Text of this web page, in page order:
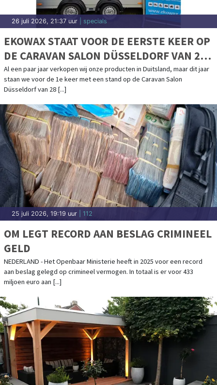
26 juli 2026, 21:37 uur | specials
EKOWAX STAAT VOOR DE EERSTE KEER OP
DE CARAVAN SALON DÜSSELDORF VAN 28
AUGUSTUS T/M 6 SEPTEMBER
Al een paar jaar verkopen wij onze producten in Duitsland, maar dit jaar
staan we voor de 1e keer met een stand op de Caravan Salon
Düsseldorf van 28 [...]
25 juli 2026, 19:19 uur | 112
OM LEGT RECORD AAN BESLAG CRIMINEEL
GELD
NEDERLAND - Het Openbaar Ministerie heeft in 2025 voor een record
aan beslag gelegd op crimineel vermogen. In totaal is er voor 433
miljoen euro aan [...]